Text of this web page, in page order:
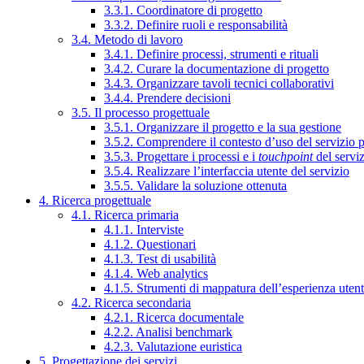
3.3.1. Coordinatore di progetto
3.3.2. Definire ruoli e responsabilità
3.4. Metodo di lavoro
3.4.1. Definire processi, strumenti e rituali
3.4.2. Curare la documentazione di progetto
3.4.3. Organizzare tavoli tecnici collaborativi
3.4.4. Prendere decisioni
3.5. Il processo progettuale
3.5.1. Organizzare il progetto e la sua gestione
3.5.2. Comprendere il contesto d’uso del servizio
3.5.3. Progettare i processi e i touchpointdel
3.5.4. Realizzare l’interfaccia utente del servizio
3.5.5. Validare la soluzione ottenuta
4. Ricerca progettuale
4.1. Ricerca primaria
4.1.1. Interviste
4.1.2. Questionari
4.1.3. Test di usabilità
4.1.4. Web analytics
4.1.5. Strumenti di mappatura dell’esperienza
4.2. Ricerca secondaria
4.2.1. Ricerca documentale
4.2.2. Analisi benchmark
4.2.3. Valutazione euristica
5. Progettazione dei servizi